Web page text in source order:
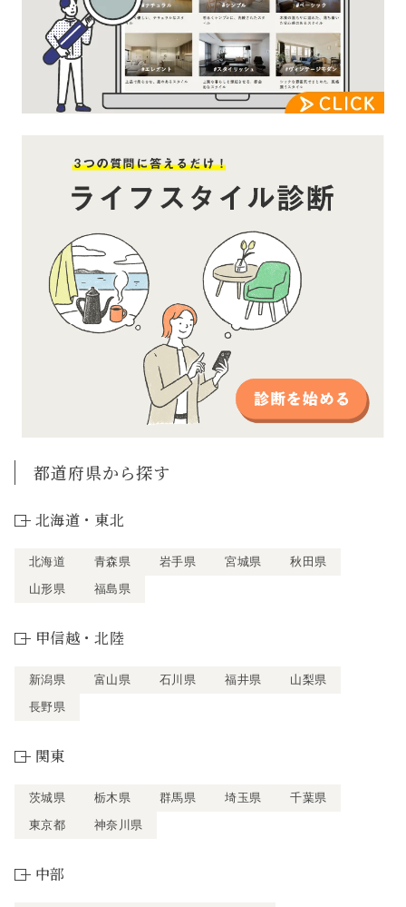
都道府県から探す
北海道・東北
北海道 青森県 岩手県 宮城県
秋田県
山形県
福島県
甲信越・北陸
新潟県 富山県 石川県 福井県
山梨県
長野県
関東
茨城県 栃木県 群馬県 埼玉県
千葉県
東京都
神奈川県
中部